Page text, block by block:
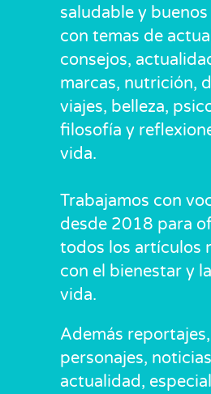
saludable y
con temas de
consejos,
marcas, nutrición,
viajes, belleza,
filosofía y
vida.
Trabajamos con
desde 2018 para
todos los artículos
con el bienestar y
vida.
Además
personajes,
actualidad,